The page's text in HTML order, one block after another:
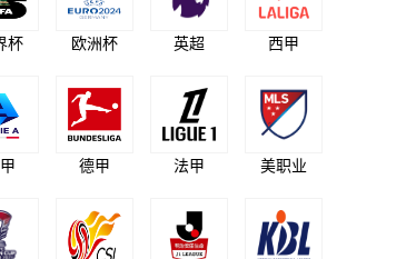
杯 欧洲杯 英超 西甲
德甲 法甲 美职业